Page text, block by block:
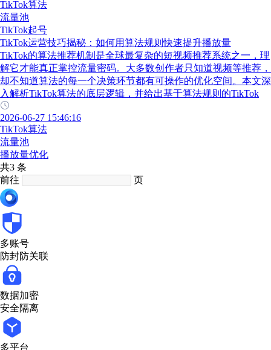
TikTok算法
流量池
TikTok起号
TikTok运营技巧揭秘：如何用算法规则快速提升播放量
TikTok的算法推荐机制是全球最复杂的短视频推荐系统之一，理
解它才能真正掌控流量密码。大多数创作者只知道视频等推荐，
却不知道算法的每一个决策环节都有可操作的优化空间。本文深
入解析TikTok算法的底层逻辑，并给出基于算法规则的TikTok
2026-06-27 15:46:16
TikTok算法
流量池
播放量优化
共3 条
前往
页
多账号
防封防关联
数据加密
安全隔离
多平台